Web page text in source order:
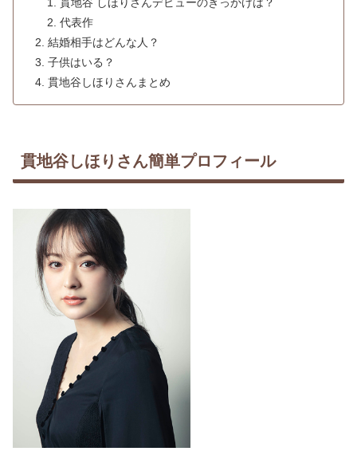
代表作
結婚相手はどんな人？
子供はいる？
貫地谷しほりさんまとめ
貫地谷しほりさん簡単プロフィール